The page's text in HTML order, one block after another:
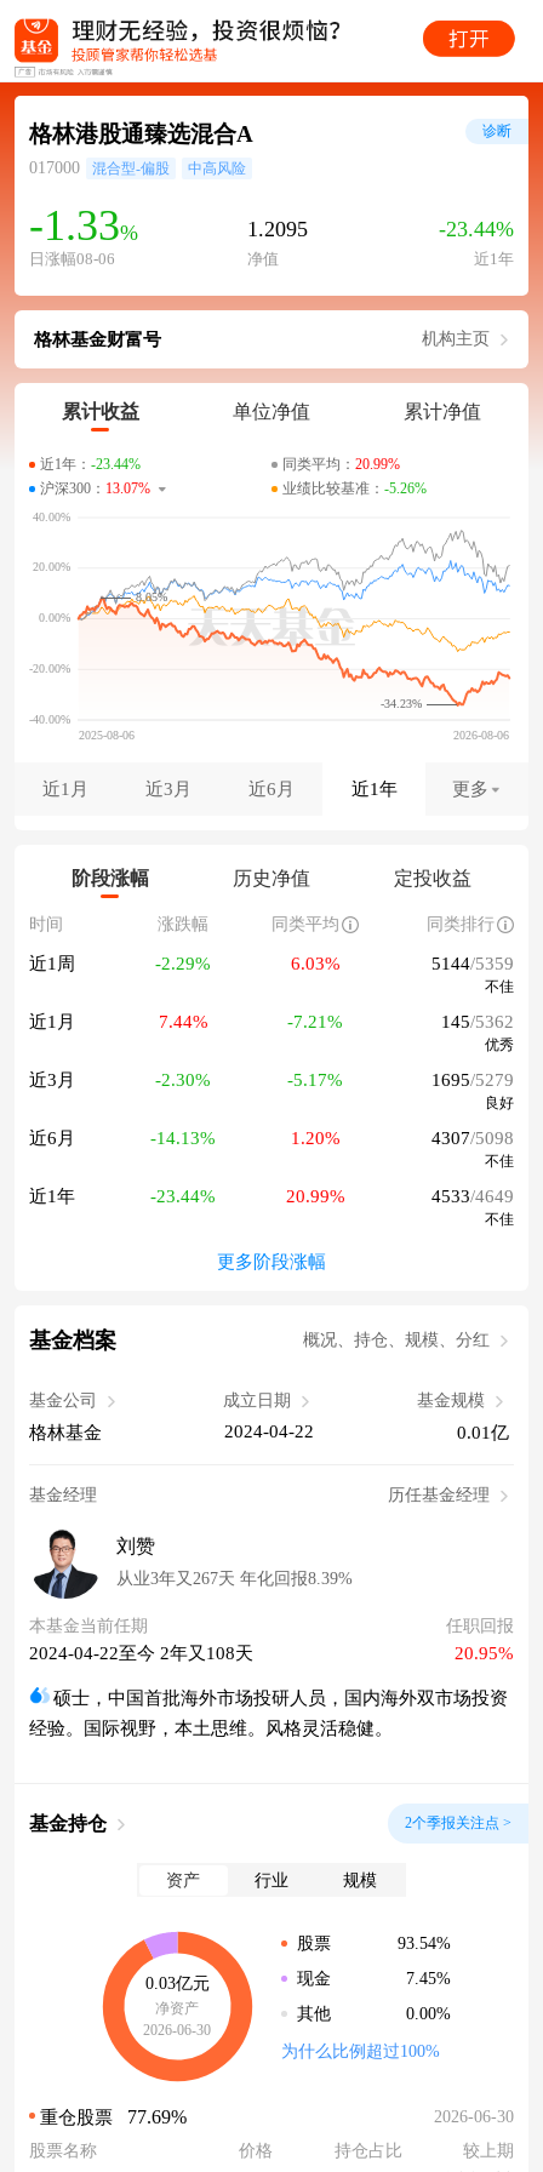
格林港股通臻选混合A
017000 混合型-偏股 中高风险
-1.33%
日涨幅08-06
1.2095
净值
-23.44%
近1年
诊断
格林基金财富号 机构主页
累计收益 单位净值 累计净值
近1年： -23.44% 同类平均： 20.99%
沪深300： 13.07% 业绩比较基准： -5.26%
-34.23%
8.05%
近1月 近3月 近6月 近1年 更多
阶段涨幅 历史净值 定投收益
时间 涨跌幅 同类平均 同类排行
近1周 -2.29% 6.03% 5144/5359
不佳
近1月 7.44% -7.21% 145/5362
优秀
近3月 -2.30% -5.17% 1695/5279
良好
近6月 -14.13% 1.20% 4307/5098
不佳
近1年 -23.44% 20.99% 4533/4649
不佳
更多阶段涨幅
基金档案 概况、持仓、规模、分红
基金公司
格林基金
成立日期
2024-04-22
基金规模
0.01亿
基金经理 历任基金经理
刘赞
从业3年又267天 年化回报8.39%
本基金当前任期
2024-04-22至今 2年又108天
任职回报
20.95%
硕士，中国首批海外市场投研人员，国内海外双市场投资
经验。国际视野，本土思维。风格灵活稳健。
基金持仓 2个季报关注点 >
资产 行业 规模
0.03亿元
净资产
2026-06-30
股票
93.54%
现金
7.45%
其他
0.00%
为什么比例超过100%
重仓股票 77.69%
2026-06-30
股票名称
价格 持仓占比 较上期